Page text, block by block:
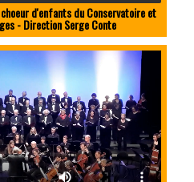
d'enfants du Conservatoire et
- Direction Serge Conte